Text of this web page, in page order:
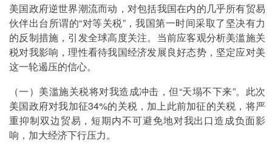
美国政府逆世界潮流而动，对包括我国在内的几乎所有贸易
伙伴出台所谓的“对等关税”，我国第一时间采取了坚决有力
的反制措施，引发全球高度关注。当前应客观分析美滥施关
税对我影响，理性看待我国经济发展良好态势，坚定应对美
这一轮遏压的信心。
（一）美滥施关税将对我造成冲击，但“天塌不下来”。此次
美国政府对我加征34%的关税，加上此前加征的关税，将严
重抑制双边贸易，短期内不可避免地对我出口造成负面影
响，加大经济下行压力。